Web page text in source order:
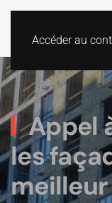
Accéder au
Appel
les